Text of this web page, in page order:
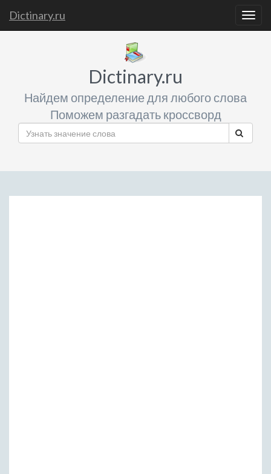
Dictinary.ru
Dictinary.ru
Найдем определение для любого слова
Поможем разгадать кроссворд